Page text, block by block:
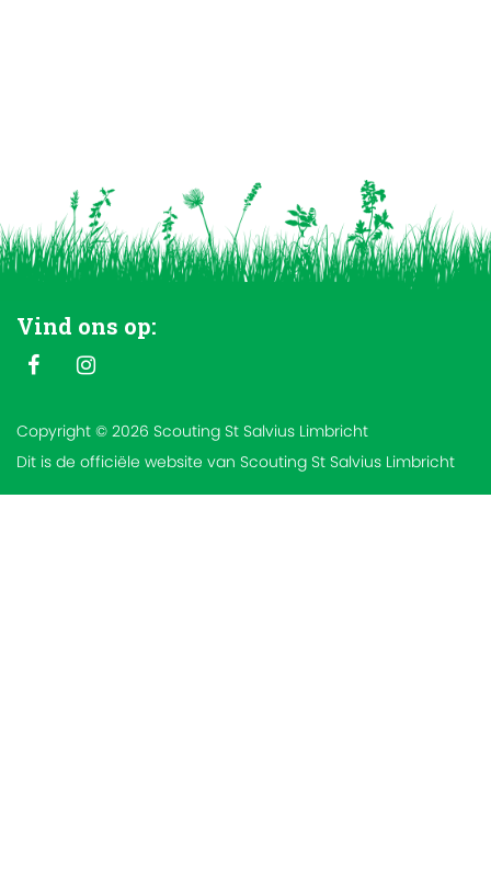
Vind ons op:
Copyright © 2026 Scouting St Salvius Limbricht
Dit is de officiële website van Scouting St Salvius Limbricht